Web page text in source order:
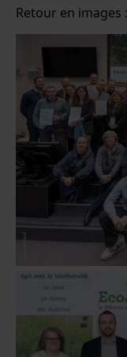
Retour en images :